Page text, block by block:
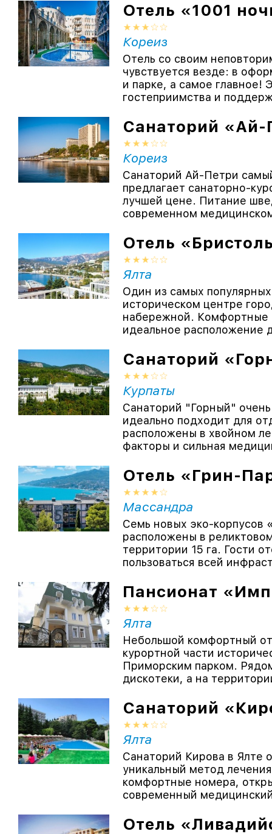
Отель «1001
Кореиз
Отель со своим
чувствуется везде: в
и парке, а самое главное!
гостеприимства и
Санаторий «Ай-
Кореиз
Санаторий Ай-Петри
предлагает санаторно-
лучшей цене. Питание
современном
Отель
Ялта
Один из самых
историческом центре
набережной. Комфортные
идеальное расположение
Санаторий
Курпаты
Санаторий "Горный"
идеально подходит для
расположены в хвойном
факторы и сильная
Отель «Грин-
Массандра
Семь новых эко-корпусов
расположены в
территории 15 га. Гости
пользоваться всей
Пансионат
Ялта
Небольшой комфортный
курортной части
Приморским парком.
дискотеки, а на
Санаторий
Ялта
Санаторий Кирова в Ялте
уникальный метод
комфортные номера,
современный
Отель